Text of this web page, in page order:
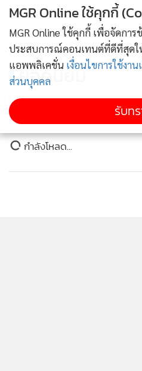
ลบคลิปทั้งหมดแล้ว หนูก็ต้อง
เข้าใจผิดบางส่วน และขอใ
ที” ................#ทนายพัฒน์
♬ เสียงต้นฉบับ - เจ๊มอย108
ยอดนิยม
อ่านเพิ่
ข่าวในหมวดล่าสุด
MGR Online ใช้คุกกี้
MGR Online ใช้คุกกี้ เพื่อจัดกา
ประสบการณ์คอนเทนต์ที่ดีที่สุด
แอพพลิเคชั่น เงื่อนไขการใช้งาน
ส่วนบุคคล
รับท